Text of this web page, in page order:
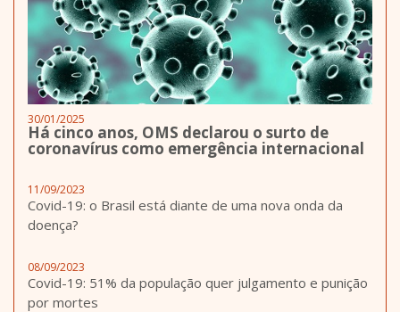
30/01/2025
Há cinco anos, OMS declarou o surto de
coronavírus como emergência internacional
11/09/2023
Covid-19: o Brasil está diante de uma nova onda da
doença?
08/09/2023
Covid-19: 51% da população quer julgamento e punição
por mortes